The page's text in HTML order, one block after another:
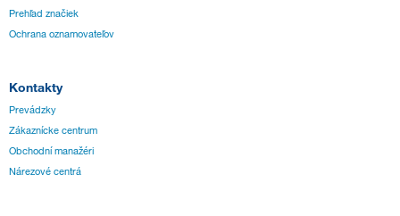
Prehľad značiek
Ochrana oznamovateľov
Kontakty
Prevádzky
Zákaznícke centrum
Obchodní manažéri
Nárezové centrá